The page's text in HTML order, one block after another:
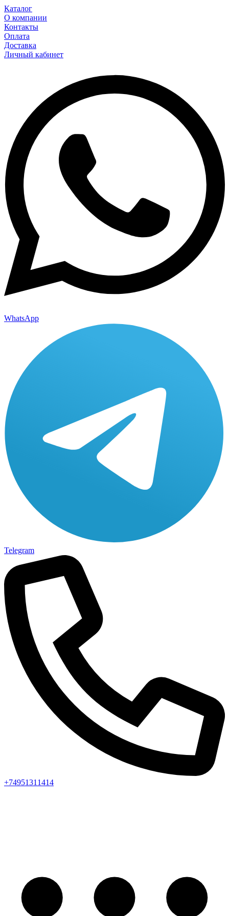
Каталог
О компании
Контакты
Оплата
Доставка
Личный кабинет
WhatsApp
Telegram
+74951311414